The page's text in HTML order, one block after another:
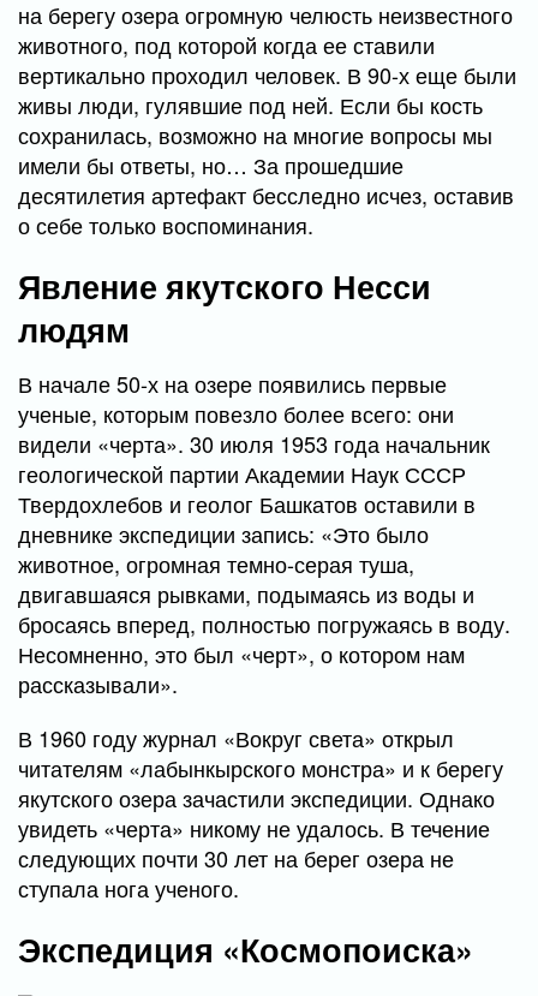
на берегу озера огромную челюсть неизвестного
животного, под которой когда ее ставили
вертикально проходил человек. В 90-х еще были
живы люди, гулявшие под ней. Если бы кость
сохранилась, возможно на многие вопросы мы
имели бы ответы, но… За прошедшие
десятилетия артефакт бесследно исчез, оставив
о себе только воспоминания.
Явление якутского Несси
людям
В начале 50-х на озере появились первые
ученые, которым повезло более всего: они
видели «черта». 30 июля 1953 года начальник
геологической партии Академии Наук СССР
Твердохлебов и геолог Башкатов оставили в
дневнике экспедиции запись: «Это было
животное, огромная темно-серая туша,
двигавшаяся рывками, подымаясь из воды и
бросаясь вперед, полностью погружаясь в воду.
Несомненно, это был «черт», о котором нам
рассказывали».
В 1960 году журнал «Вокруг света» открыл
читателям «лабынкырского монстра» и к берегу
якутского озера зачастили экспедиции. Однако
увидеть «черта» никому не удалось. В течение
следующих почти 30 лет на берег озера не
ступала нога ученого.
Экспедиция «Космопоиска»